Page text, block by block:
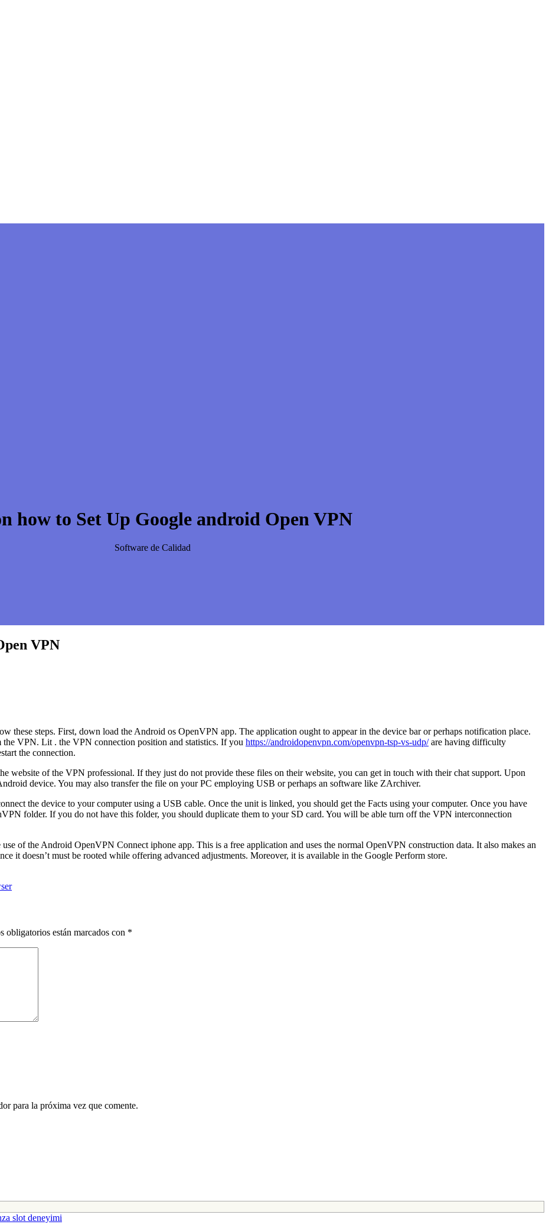
how to Set Up Google android Open VPN
Software de Calidad
VPN
these steps. First, down load the Android os OpenVPN app. The application ought to appear in the device bar or perhaps notification place.
VPN. Lit . the VPN connection position and statistics. If you https://androidopenvpn.com/openvpn-tsp-vs-udp/are having difficulty
the connection.
website of the VPN professional. If they just do not provide these files on their website, you can get in touch with their chat support. Upon
device. You may also transfer the file on your PC employing USB or perhaps an software like ZArchiver.
the device to your computer using a USB cable. Once the unit is linked, you should get the Facts using your computer. Once you have
folder. If you do not have this folder, you should duplicate them to your SD card. You will be able turn off the VPN interconnection
of the Android OpenVPN Connect iphone app. This is a free application and uses the normal OpenVPN construction data. It also makes an
it doesn’t must be rooted while offering advanced adjustments. Moreover, it is available in the Google Perform store.
obligatorios están marcados con *
para la próxima vez que comente.
slot deneyimi